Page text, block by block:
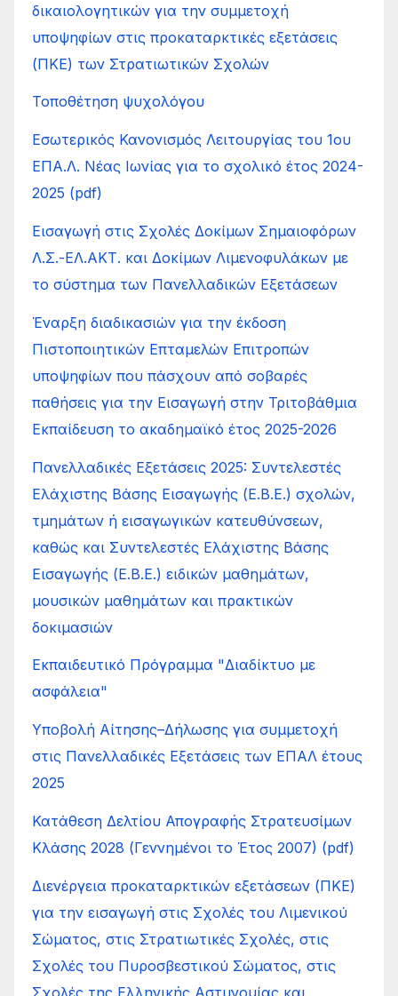
δικαιολογητικών για την συμμετοχή
υποψηφίων στις προκαταρκτικές εξετάσεις
(ΠΚΕ) των Στρατιωτικών Σχολών
Τοποθέτηση ψυχολόγου
Εσωτερικός Κανονισμός Λειτουργίας του 1ου
ΕΠΑ.Λ. Νέας Ιωνίας για το σχολικό έτος 2024-
2025 (pdf)
Εισαγωγή στις Σχολές Δοκίμων Σημαιοφόρων
Λ.Σ.-ΕΛ.ΑΚΤ. και Δοκίμων Λιμενοφυλάκων με
το σύστημα των Πανελλαδικών Εξετάσεων
Έναρξη διαδικασιών για την έκδοση
Πιστοποιητικών Επταμελών Επιτροπών
υποψηφίων που πάσχουν από σοβαρές
παθήσεις για την Εισαγωγή στην Τριτοβάθμια
Εκπαίδευση το ακαδημαϊκό έτος 2025-2026
Πανελλαδικές Εξετάσεις 2025: Συντελεστές
Ελάχιστης Βάσης Εισαγωγής (Ε.Β.Ε.) σχολών,
τμημάτων ή εισαγωγικών κατευθύνσεων,
καθώς και Συντελεστές Ελάχιστης Βάσης
Εισαγωγής (Ε.Β.Ε.) ειδικών μαθημάτων,
μουσικών μαθημάτων και πρακτικών
δοκιμασιών
Εκπαιδευτικό Πρόγραμμα "Διαδίκτυο με
ασφάλεια"
Υποβολή Αίτησης–Δήλωσης για συμμετοχή
στις Πανελλαδικές Εξετάσεις των ΕΠΑΛ έτους
2025
Κατάθεση Δελτίου Απογραφής Στρατευσίμων
Κλάσης 2028 (Γεννημένοι το Έτος 2007) (pdf)
Διενέργεια προκαταρκτικών εξετάσεων (ΠΚΕ)
για την εισαγωγή στις Σχολές του Λιμενικού
Σώματος, στις Στρατιωτικές Σχολές, στις
Σχολές του Πυροσβεστικού Σώματος, στις
Σχολές της Ελληνικής Αστυνομίας και